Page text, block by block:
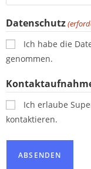
Datenschutz
Ich habe die
genommen.
Ich erlaube
kontaktieren.